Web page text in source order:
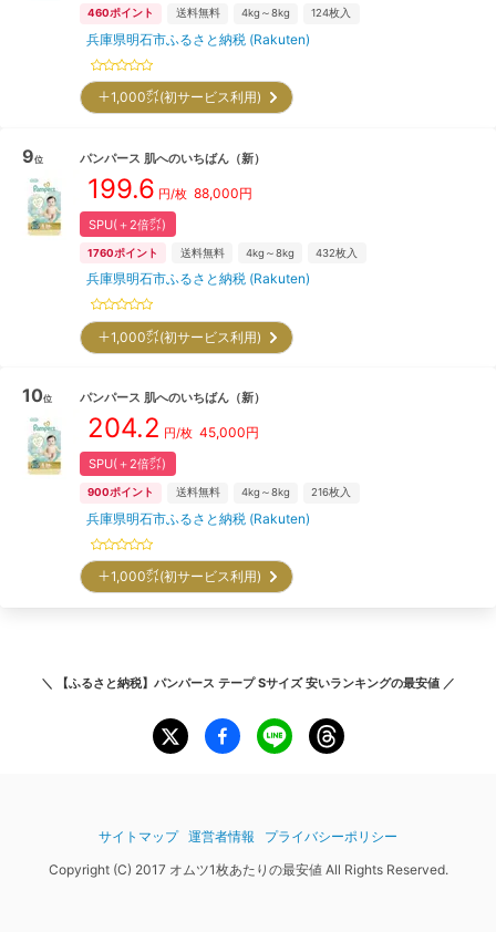
460ポイント 送料無料 4kg～8kg 124枚入
兵庫県明石市ふるさと納税 (Rakuten)
＋1,000㌽(初サービス利用)
9位 パンパース 肌へのいちばん （新）
199.6 円/枚 88,000円
SPU(＋2倍㌽)
1760ポイント 送料無料 4kg～8kg 432枚入
兵庫県明石市ふるさと納税 (Rakuten)
＋1,000㌽(初サービス利用)
10位 パンパース 肌へのいちばん （新）
204.2 円/枚 45,000円
SPU(＋2倍㌽)
900ポイント 送料無料 4kg～8kg 216枚入
兵庫県明石市ふるさと納税 (Rakuten)
＋1,000㌽(初サービス利用)
＼ 【ふるさと納税】パンパース テープ Sサイズ 安いランキングの最安値 ／
サイトマップ 運営者情報
プライバシーポリシー
Copyright (C) 2017 オムツ1枚あたりの最安値 All Rights Reserved.